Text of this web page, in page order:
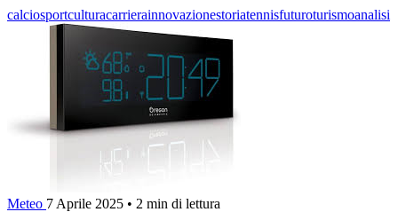
calciosportculturacarrierainnovazionestoriatennisfuturoturismoanalisi
Meteo 7 Aprile 2025 • 2 min di lettura